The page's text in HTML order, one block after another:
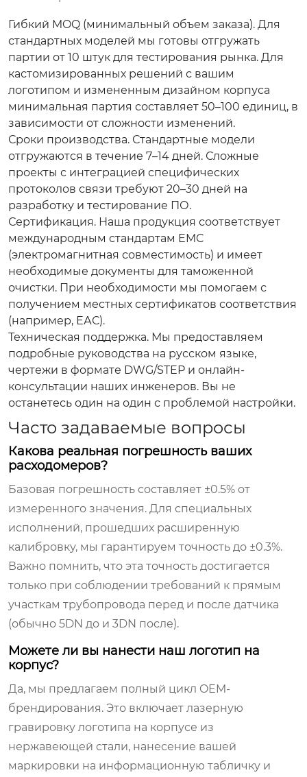
Гибкий MOQ (минимальный объем заказа). Для
стандартных моделей мы готовы отгружать
партии от 10 штук для тестирования рынка. Для
кастомизированных решений с вашим
логотипом и измененным дизайном корпуса
минимальная партия составляет 50–100 единиц, в
зависимости от сложности изменений.
Сроки производства. Стандартные модели
отгружаются в течение 7–14 дней. Сложные
проекты с интеграцией специфических
протоколов связи требуют 20–30 дней на
разработку и тестирование ПО.
Сертификация. Наша продукция соответствует
международным стандартам EMC
(электромагнитная совместимость) и имеет
необходимые документы для таможенной
очистки. При необходимости мы помогаем с
получением местных сертификатов соответствия
(например, ЕАС).
Техническая поддержка. Мы предоставляем
подробные руководства на русском языке,
чертежи в формате DWG/STEP и онлайн-
консультации наших инженеров. Вы не
останетесь один на один с проблемой настройки.
Часто задаваемые вопросы
Какова реальная погрешность ваших
расходомеров?
Базовая погрешность составляет ±0.5% от
измеренного значения. Для специальных
исполнений, прошедших расширенную
калибровку, мы гарантируем точность до ±0.3%.
Важно помнить, что эта точность достигается
только при соблюдении требований к прямым
участкам трубопровода перед и после датчика
(обычно 5DN до и 3DN после).
Можете ли вы нанести наш логотип на
корпус?
Да, мы предлагаем полный цикл OEM-
брендирования. Это включает лазерную
гравировку логотипа на корпусе из
нержавеющей стали, нанесение вашей
маркировки на информационную табличку и